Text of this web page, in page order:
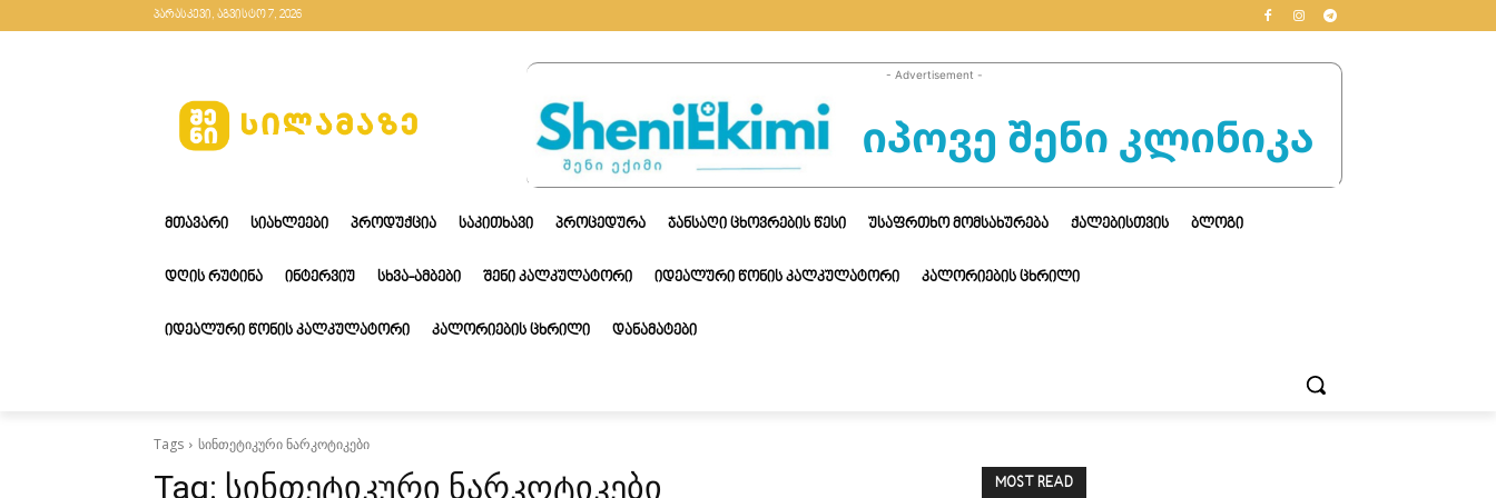
პარასკევი, აგვისტო 7, 2026
- Advertisement -
ᲛᲗᲐᲕᲐᲠᲘ ᲡᲘᲐᲮᲚᲔᲔᲑᲘ ᲞᲠᲝᲓᲣᲥᲪᲘᲐ ᲡᲐᲙᲘᲗᲮᲐᲕᲘ ᲞᲠᲝᲪᲔᲓᲣᲠᲐ ᲯᲐᲜᲡᲐᲦᲘ ᲪᲮᲝᲕᲠᲔᲑᲘᲡ ᲬᲔᲡᲘ ᲣᲡᲐᲤᲠᲗᲮᲝ ᲛᲝᲛᲡᲐᲮᲣᲠᲔᲑᲐ ᲥᲐᲚᲔᲑᲘᲡᲗᲕᲘᲡ ᲑᲚᲝᲒᲘ
ᲓᲦᲘᲡ ᲠᲣᲢᲘᲜᲐ ᲘᲜᲢᲔᲠᲕᲘᲣ ᲡᲮᲕᲐ-ᲐᲛᲑᲔᲑᲘ ᲨᲔᲜᲘ ᲙᲐᲚᲙᲣᲚᲐᲢᲝᲠᲘ ᲘᲓᲔᲐᲚᲣᲠᲘ ᲬᲝᲜᲘᲡ ᲙᲐᲚᲙᲣᲚᲐᲢᲝᲠᲘ ᲙᲐᲚᲝᲠᲘᲔᲑᲘᲡ ᲪᲮᲠᲘᲚᲘ
ᲘᲓᲔᲐᲚᲣᲠᲘ ᲬᲝᲜᲘᲡ ᲙᲐᲚᲙᲣᲚᲐᲢᲝᲠᲘ ᲙᲐᲚᲝᲠᲘᲔᲑᲘᲡ ᲪᲮᲠᲘᲚᲘ ᲓᲐᲜᲐᲛᲐᲢᲔᲑᲘ
Tags სინთეტიკური ნარკოტიკები
Tag: სინთეტიკური ნარკოტიკები MOST READ